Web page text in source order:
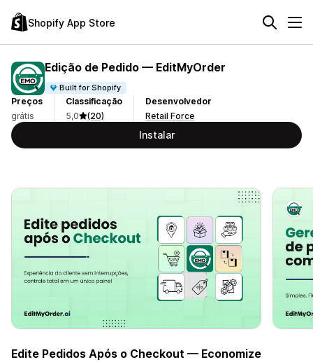
Shopify App Store
Edição de Pedido — EditMyOrder
Built for Shopify
Preços
grátis
Classificação
5,0
(20)
Desenvolvedor
Retail Force
Instalar
Edite Pedidos Após o Checkout — Economize